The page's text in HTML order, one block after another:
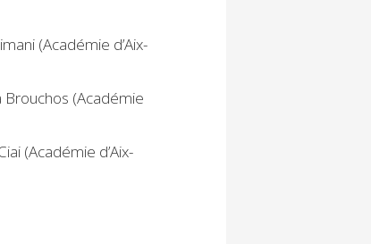
(Académie d’Aix-
(Académie
(Académie d’Aix-